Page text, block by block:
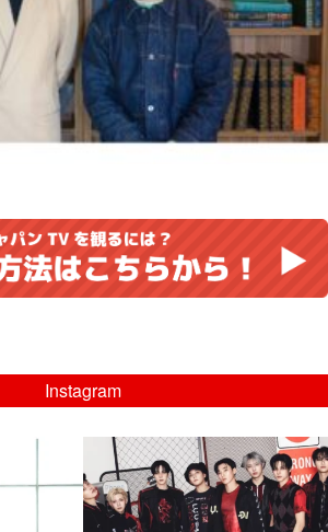
Instagram
musicjapantv
💡08/05(水)23:00特番放送！
...
8月 4